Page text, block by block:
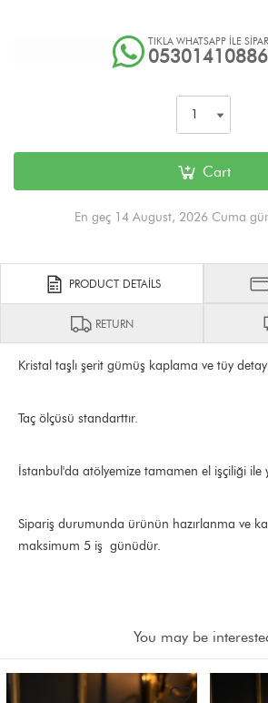
TIKLA WHATSAPP İLE
05301410886
Cart
En geç 14 August, 2026 Cuma
PRODUCT DETAILS
RETURN
Kristal taşlı şerit gümüş kaplama ve tüy detayı
Taç ölçüsü standarttır.
İstanbul'da atölyemize tamamen el işçiliği ile
Sipariş durumunda ürünün hazırlanma ve
maksimum 5 iş günüdür.
You may be